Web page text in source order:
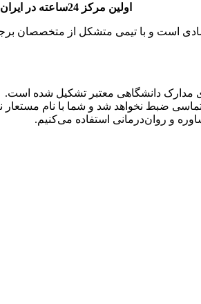
اولین مرکز 24ساعته در ایران
است و با تیمی متشکل از متخصصان
مدارک دانشگاهی معتبر تشکیل شده است.
ضبط نخواهد شد و شما با نام مستعار
و روان‌درمانی استفاده می‌کنیم.